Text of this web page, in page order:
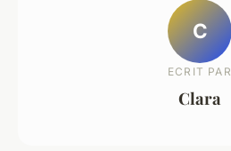
C
ECRIT PAR
Clara